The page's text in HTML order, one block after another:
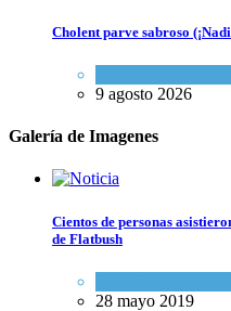
Cholent parve sabroso
9 agosto 2026
Galería de Imagenes
Cientos de personas
de Flatbush
28 mayo 2019